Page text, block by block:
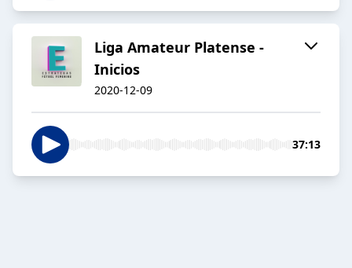
Liga Amateur Platense -
Inicios
2020-12-09
37:13